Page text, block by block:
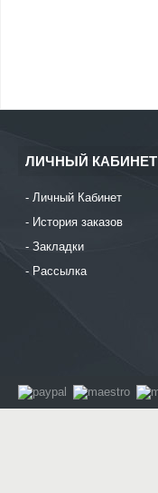
ЛИЧНЫЙ КАБИНЕТ
Личный Кабинет
История заказов
Закладки
Рассылка